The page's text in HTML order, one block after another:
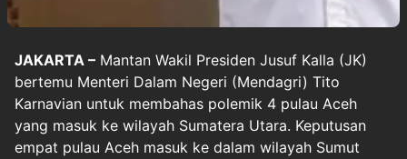
JAKARTA – Mantan Wakil Presiden Jusuf Kalla (JK)
bertemu Menteri Dalam Negeri (Mendagri) Tito
Karnavian untuk membahas polemik 4 pulau Aceh
yang masuk ke wilayah Sumatera Utara. Keputusan
empat pulau Aceh masuk ke dalam wilayah Sumut